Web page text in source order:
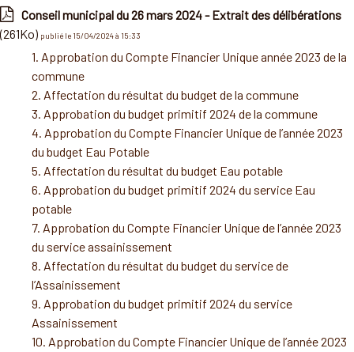
Conseil municipal du 26 mars 2024 - Extrait des délibérations
(261Ko) publié le 15/04/2024 à 15:33
1. Approbation du Compte Financier Unique année 2023 de la
commune
2. Affectation du résultat du budget de la commune
3. Approbation du budget primitif 2024 de la commune
4. Approbation du Compte Financier Unique de l’année 2023
du budget Eau Potable
5. Affectation du résultat du budget Eau potable
6. Approbation du budget primitif 2024 du service Eau
potable
7. Approbation du Compte Financier Unique de l’année 2023
du service assainissement
8. Affectation du résultat du budget du service de
l’Assainissement
9. Approbation du budget primitif 2024 du service
Assainissement
10. Approbation du Compte Financier Unique de l’année 2023